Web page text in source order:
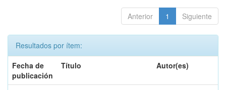
Anterior 1 Siguiente
Resultados por ítem:
Fecha de
publicación
Título Autor(es)